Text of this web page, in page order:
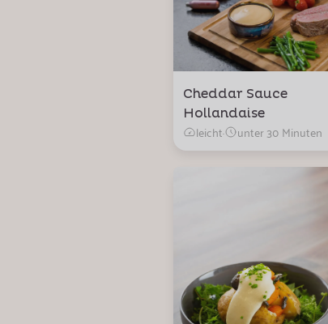
Cheddar Sauce
Hollandaise
leicht· unter 30 Minuten